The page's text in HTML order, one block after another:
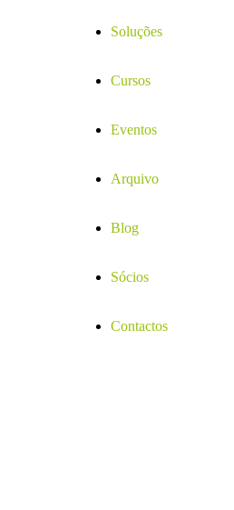
Soluções
Cursos
Eventos
Arquivo
Blog
Sócios
Contactos